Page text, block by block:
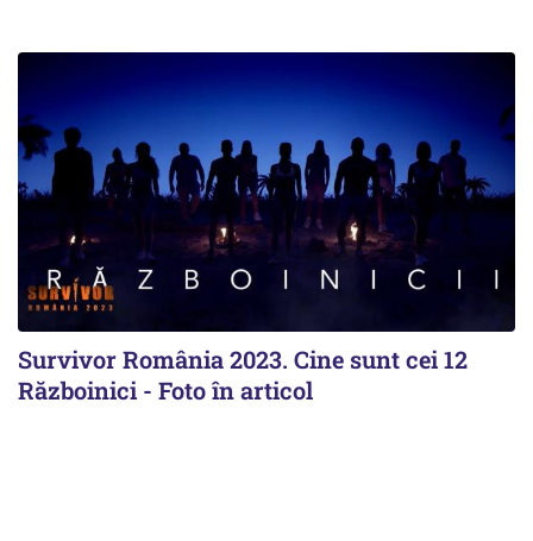
Survivor România 2023. Cine sunt cei 12
Războinici - Foto în articol